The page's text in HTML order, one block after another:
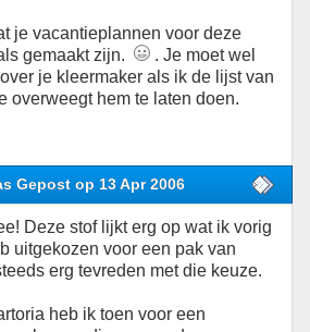
je vacantieplannen voor deze
gemaakt zijn.
. Je moet wel
je kleermaker als ik de lijst van
overweegt hem te laten doen.
Gepost op 13 Apr 2006
Deze stof lijkt erg op wat ik vorig
uitgekozen voor een pak van
erg tevreden met die keuze.
heb ik toen voor een